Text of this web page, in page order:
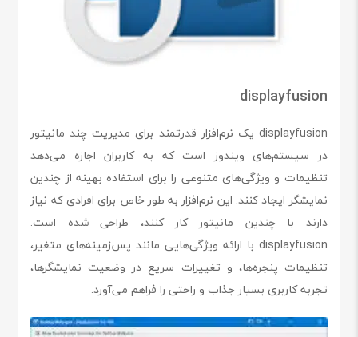
displayfusion
displayfusion یک نرم‌افزار قدرتمند برای مدیریت چند مانیتور
در سیستم‌های ویندوز است که به کاربران اجازه می‌دهد
تنظیمات و ویژگی‌های متنوعی را برای استفاده بهینه از چندین
نمایشگر ایجاد کنند. این نرم‌افزار به طور خاص برای افرادی که نیاز
دارند با چندین مانیتور کار کنند، طراحی شده است.
displayfusion با ارائه ویژگی‌هایی مانند پس‌زمینه‌های متغیر،
تنظیمات پنجره‌ها، و تغییرات سریع در وضعیت نمایشگرها،
تجربه کاربری بسیار جذاب و راحتی را فراهم می‌آورد.